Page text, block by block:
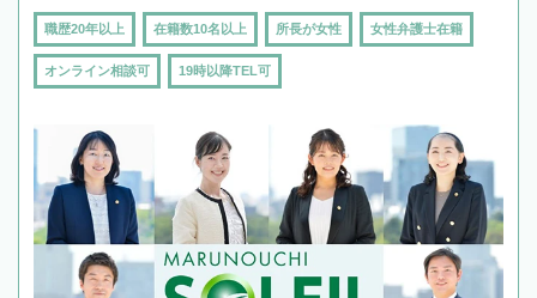
職歴20年以上 在籍数10名以上 所長が女性 女性弁護士在籍
オンライン相談可 19時以降TEL可